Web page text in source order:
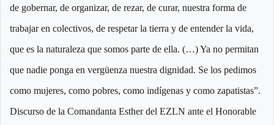
de gobernar, de organizar, de rezar, de curar, nuestra forma de
trabajar en colectivos, de respetar la tierra y de entender la vida,
que es la naturaleza que somos parte de ella. (…) Ya no permitan
que nadie ponga en vergüenza nuestra dignidad. Se los pedimos
como mujeres, como pobres, como indígenas y como zapatistas”.
Discurso de la Comandanta Esther del EZLN ante el Honorable